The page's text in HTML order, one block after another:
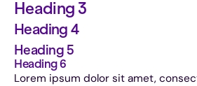
Heading 3
Heading 4
Heading 5
Heading 6
Lorem ipsum dolor sit amet,